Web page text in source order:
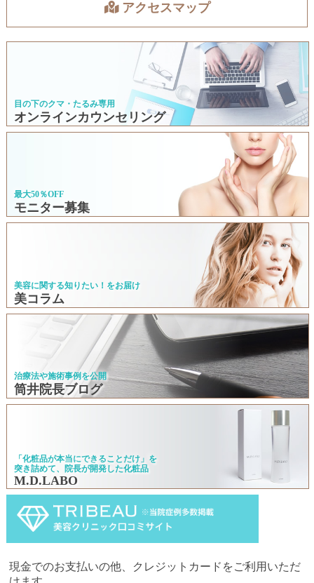
アクセスマップ
目の下のクマ・たるみ専用
オンラインカウンセリング
最大50％OFF
モニター募集
美容に関する知りたい！をお届け
美コラム
治療法や施術事例を公開
筒井院長ブログ
「化粧品が本当にできることだけ」を
突き詰めて、院長が開発した化粧品
M.D.LABO
現金でのお支払いの他、クレジットカードをご利用いただ